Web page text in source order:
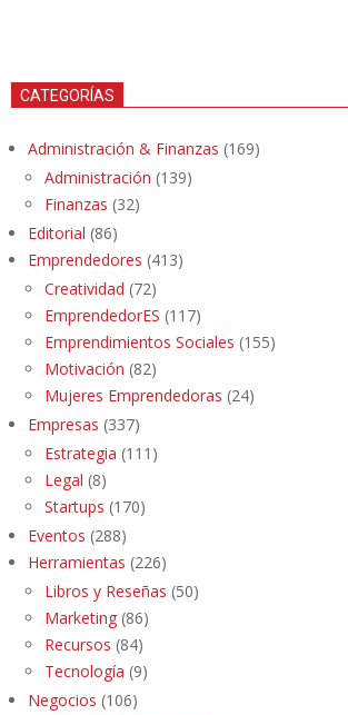
CATEGORÍAS
Administración & Finanzas (169)
Administración (139)
Finanzas (32)
Editorial (86)
Emprendedores (413)
Creatividad (72)
EmprendedorES (117)
Emprendimientos Sociales (155)
Motivación (82)
Mujeres Emprendedoras (24)
Empresas (337)
Estrategia (111)
Legal (8)
Startups (170)
Eventos (288)
Herramientas (226)
Libros y Reseñas (50)
Marketing (86)
Recursos (84)
Tecnología (9)
Negocios (106)